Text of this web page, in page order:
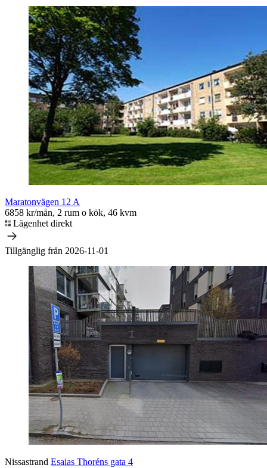
Maratonvägen 12 A
6858 kr/mån, 2 rum o kök, 46 kvm
Lägenhet direkt
Tillgänglig från 2026-11-01
Nissastrand Esaias Thoréns gata 4